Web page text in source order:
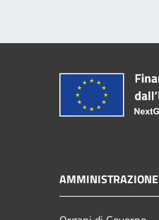
AMMINISTRAZIONE